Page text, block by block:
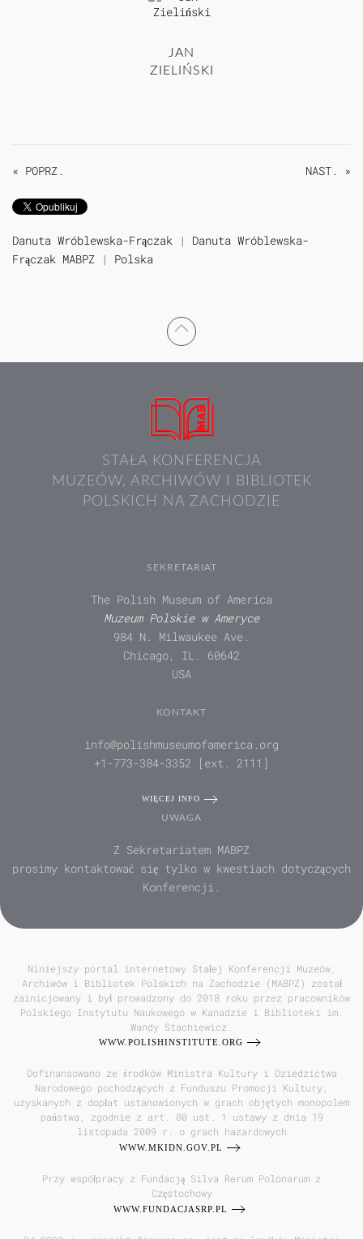
JAN
ZIELIŃSKI
« POPRZ. NAST. »
Danuta Wróblewska-Frączak | Danuta Wróblewska-
Frączak MABPZ | Polska
STAŁA KONFERENCJA
MUZEÓW, ARCHIWÓW I BIBLIOTEK
POLSKICH NA ZACHODZIE
SEKRETARIAT
The Polish Museum of America
Muzeum Polskie w Ameryce
984 N. Milwaukee Ave.
Chicago, IL. 60642
USA
KONTAKT
info@polishmuseumofamerica.org
+1-773-384-3352 [ext. 2111]
WIĘCEJ INFO
UWAGA
Z Sekretariatem MABPZ
prosimy kontaktować się tylko w kwestiach dotyczących
Konferencji.
Niniejszy portal internetowy Stałej Konferencji Muzeów,
Archiwów i Bibliotek Polskich na Zachodzie (MABPZ) został
zainicjowany i był prowadzony do 2018 roku przez pracowników
Polskiego Instytutu Naukowego w Kanadzie i Biblioteki im.
Wandy Stachiewicz.
WWW.POLISHINSTITUTE.ORG
Dofinansowano ze środków Ministra Kultury i Dziedzictwa
Narodowego pochodzących z Funduszu Promocji Kultury,
uzyskanych z dopłat ustanowionych w grach objętych monopolem
państwa, zgodnie z art. 80 ust. 1 ustawy z dnia 19
listopada 2009 r. o grach hazardowych
WWW.MKIDN.GOV.PL
Przy współpracy z Fundacją Silva Rerum Polonarum z
Częstochowy
WWW.FUNDACJASRP.PL